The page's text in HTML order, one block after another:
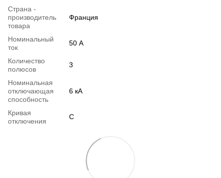
Страна -
производитель
товара
Франция
Номинальный
ток
50 А
Количество
полюсов
3
Номинальная
отключающая
способность
6 кА
Кривая
отключения
C